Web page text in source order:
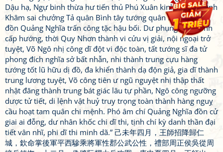
Dậu hạ, Ngự binh thừa hư tiến thủ Phú Xuân kinh, phục mệnh
Khâm sai chưởng Tả quân Bình tây tướng quân Duyệt tiến
đồn Quảng Nghĩa trấn công tặc hậu bối. Dư phụng tòng binh
cấp hướng, thời Quy Nhơn thành vi cửu vị giải, nội ngoại trở
tuyệt, Võ Ngô nhị công dĩ đột vi độc toàn, tất tướng sĩ đa tử
phong đích nghĩa sở bất nhẫn, nhi thành trung cựu hàng
tướng tốt lũ hữu dị đồ, đa khiển thành dạ độn giả, gia dĩ thành
trung lương tuyệt, Võ công tiên ư ngũ nguyệt nhị thập thất
nhật đăng thành trung bát giác lâu tự phần, Ngô công ngưỡng
dược tử tiết, di lệnh vật huỷ truy trọng toàn thành hàng nguỵ
cầu hoạt tam quân chi mệnh. Phó âm chí Quảng Nghĩa đồn cử
giai ai đỗng, dư nhân khốc chi dĩ thi, tịnh chí kỳ danh thần đại
tiết vân nhĩ, phi dĩ thi minh dã.” 己未年四月，王師招降歸仁
城，欽命掌後軍平西驂乘將軍性郡公武公性，禮部周正侯吳從周